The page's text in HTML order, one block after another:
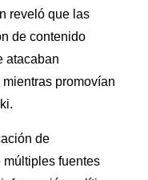
reveló que las
de contenido
atacaban
promovían
de
fuentes